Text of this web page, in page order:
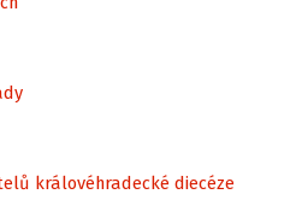
královéhradecké diecéze